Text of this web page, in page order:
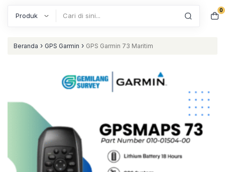
0
Beranda › GPS Garmin › GPS Garmin 73 Maritim